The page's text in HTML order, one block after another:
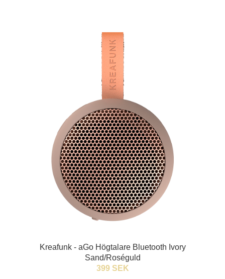
Kreafunk - aGo Högtalare Bluetooth Ivory
Sand/Roséguld
399 SEK